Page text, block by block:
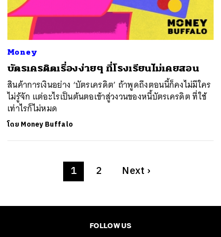
Money
บัตรเครดิตเรื่องง่ายๆ ที่โรงเรียนไม่เคยสอน
สินค้าการเงินอย่าง ‘บัตรเครดิต’ ถ้าพูดถึงตอนนี้ก็คงไม่มีใคร
ไม่รู้จัก แต่อะไรเป็นต้นตอเข้าสู่วงวนของหนี้บัตรเครดิต ที่ใช้
เท่าไรก็ไม่หมด
โดย Money Buffalo
1 2 Next ›
FOLLOW US